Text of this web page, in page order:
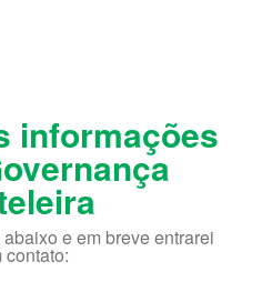
informações
e em breve entrarei
contato: